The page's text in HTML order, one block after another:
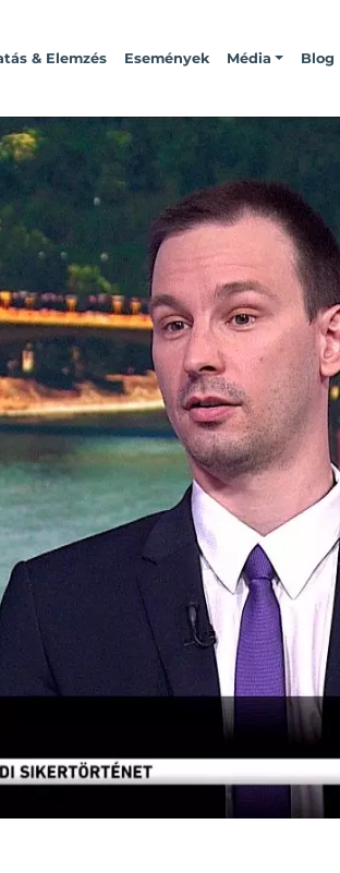
& Elemzés Események Média Blog